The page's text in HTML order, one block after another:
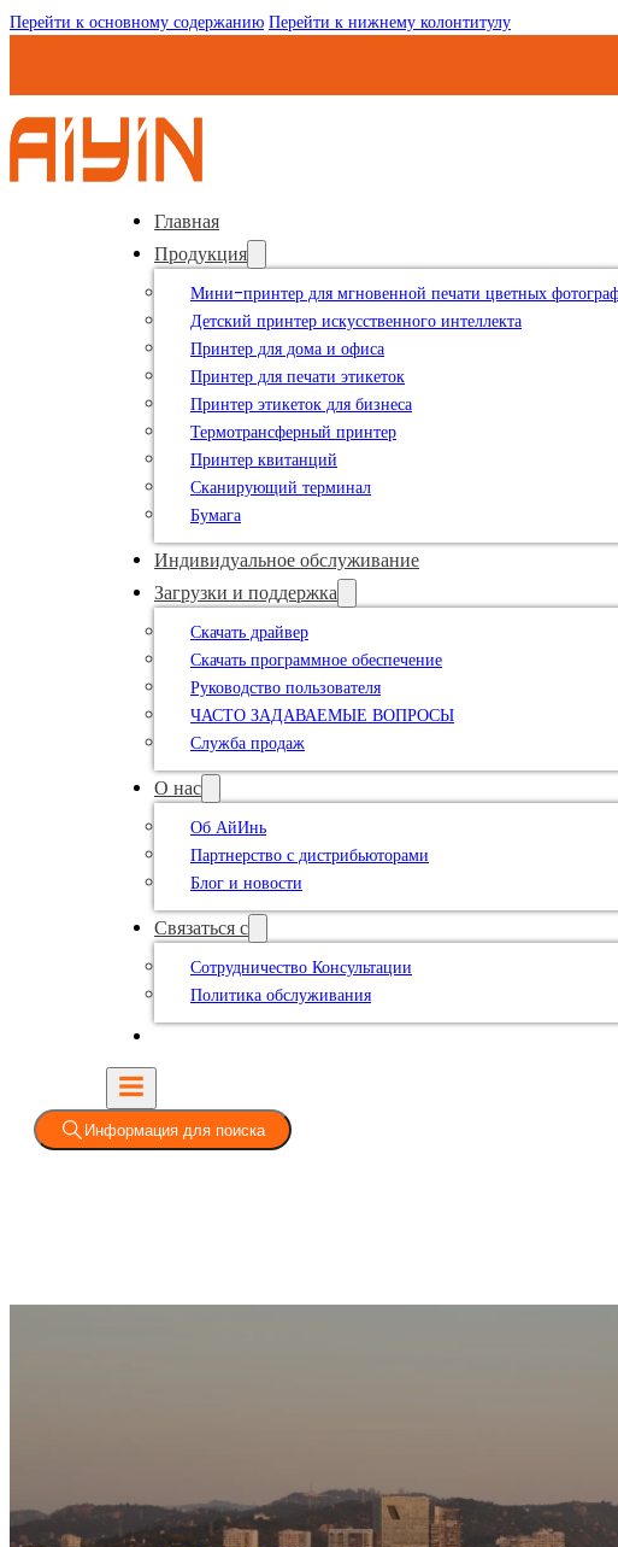
Перейти к основному содержанию Перейти к нижнему колонтитулу
Главная
Продукция
Мини-принтер для мгновенной печати цветных
Детский принтер искусственного интеллекта
Принтер для дома и офиса
Принтер для печати этикеток
Принтер этикеток для бизнеса
Термотрансферный принтер
Принтер квитанций
Сканирующий терминал
Бумага
Индивидуальное обслуживание
Загрузки и поддержка
Скачать драйвер
Скачать программное обеспечение
Руководство пользователя
ЧАСТО ЗАДАВАЕМЫЕ ВОПРОСЫ
Служба продаж
О нас
Об АйИнь
Партнерство с дистрибьюторами
Блог и новости
Связаться с
Сотрудничество Консультации
Политика обслуживания
Информация для поиска